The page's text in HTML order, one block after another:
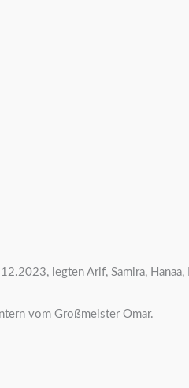
legten Arif, Samira,
vom Großmeister Omar.